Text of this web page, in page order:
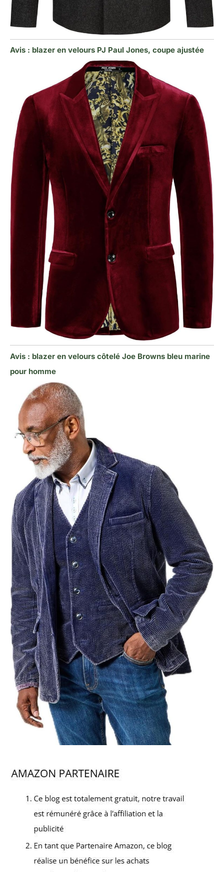
Avis : blazer en velours PJ Paul Jones, coupe ajustée
Avis : blazer en velours côtelé Joe Browns bleu marine
pour homme